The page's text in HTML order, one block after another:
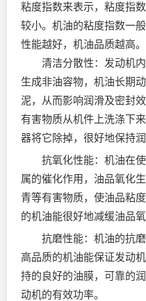
粘度指数来表示，粘度指
较小。机油的粘度指数一
性能越好，机油品质越高。
清洁分散性：发动机内
生成非油容物，机油长期
泥，从而影响润滑及密封
有害物质从机件上洗涤下
器将它除掉，很好地保持
抗氧化性能：机油在使
属的催化作用，油品氧化
青等有害物质，使油品粘
的机油能很好地减缓油品
抗磨性能：机油的抗磨
高品质的机油能保证发动
持的良好的油膜，可靠的
动机的有效功率。